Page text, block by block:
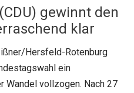
gewinnt den
klar
Hersfeld-Rotenburg
ein
vollzogen. Nach 27